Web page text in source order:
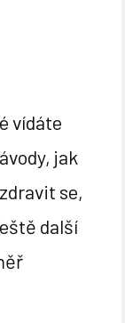
vídáte
jak
se,
další